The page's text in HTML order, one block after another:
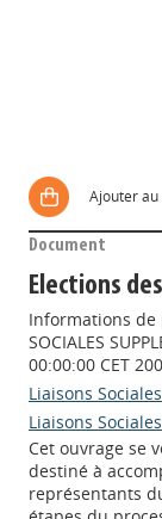
Ajouter
Document
Elections
Informations de
SOCIALES
00:00:00 CET
Liaisons Sociales
Liaisons Sociales
Cet ouvrage se
destiné à
représentants